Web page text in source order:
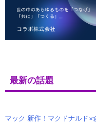
最新の話題
マック 新作！マクドナルド